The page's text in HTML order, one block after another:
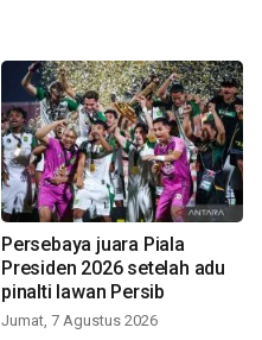
Persebaya juara Piala
Presiden 2026 setelah adu
pinalti lawan Persib
Jumat, 7 Agustus 2026